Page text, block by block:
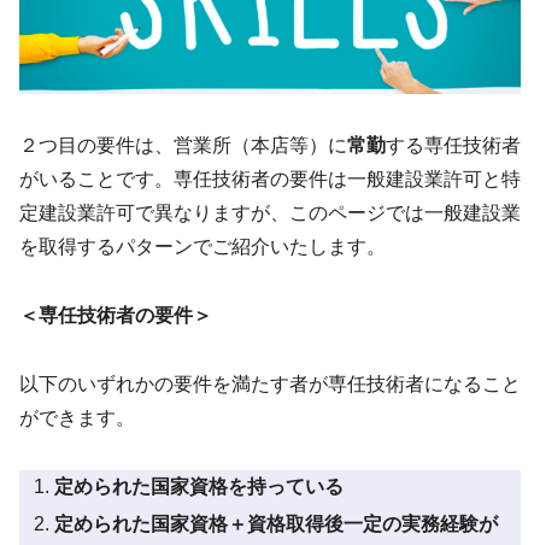
２つ目の要件は、営業所（本店等）に常勤する専任技術者
がいることです。専任技術者の要件は一般建設業許可と特
定建設業許可で異なりますが、このページでは一般建設業
を取得するパターンでご紹介いたします。
＜専任技術者の要件＞
以下のいずれかの要件を満たす者が専任技術者になること
ができます。
定められた国家資格を持っている
定められた国家資格＋資格取得後一定の実務経験が